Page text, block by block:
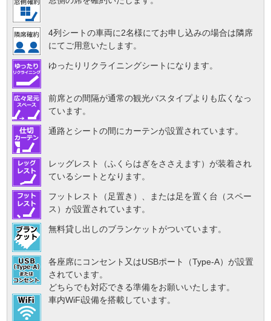
4列シートの車両に2名様にてお申し込みの場合は隣席
にてご用意いたします。
ゆったりリクライニングシートになります。
前席との間隔が通常の観光バスタイプよりも広くなっ
ています。
通路とシートの間にカーテンが設置されています。
レッグレスト（ふくらはぎをささえます）が装着され
ているシートとなります。
フットレスト（足置き）、または足を置く台（スペー
ス）が設置されています。
無料貸し出しのブランケットがついています。
各座席にコンセント又はUSBポート（Type-A）が設置
されています。
どちらでも対応できる準備をお願いいたします。
車内WiFi設備を搭載しています。